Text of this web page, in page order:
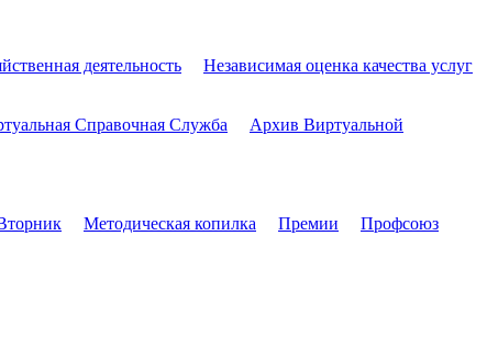
деятельность
Независимая оценка качества услуг
Справочная Служба
Архив Виртуальной
Методическая копилка Премии
Профсоюз